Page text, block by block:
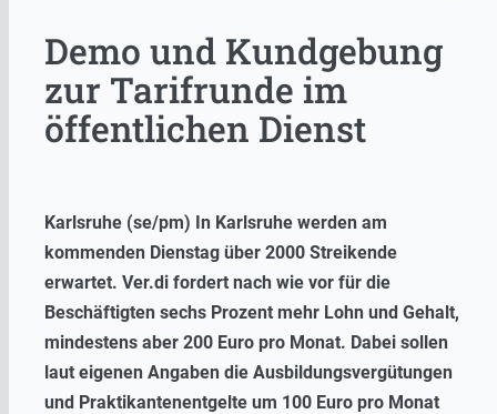
Demo und Kundgebung
zur Tarifrunde im
öffentlichen Dienst
Karlsruhe (se/pm) In Karlsruhe werden am
kommenden Dienstag über 2000 Streikende
erwartet. Ver.di fordert nach wie vor für die
Beschäftigten sechs Prozent mehr Lohn und Gehalt,
mindestens aber 200 Euro pro Monat. Dabei sollen
laut eigenen Angaben die Ausbildungsvergütungen
und Praktikantenentgelte um 100 Euro pro Monat